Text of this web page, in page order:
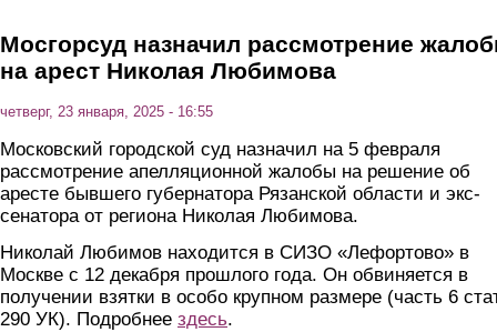
Мосгорсуд назначил рассмотрение
на арест Николая Любимова
четверг, 23 января, 2025 - 16:55
Московский городской суд назначил на 5 февраля
рассмотрение апелляционной жалобы на решение об
аресте бывшего губернатора Рязанской области и экс-
сенатора от региона Николая Любимова.
Николай Любимов находится в СИЗО «Лефортово» в
Москве с 12 декабря прошлого года. Он обвиняется в
получении взятки в особо крупном размере (часть 6
290 УК). Подробнее здесь.